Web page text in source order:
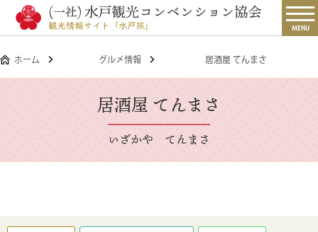
MENU
ホーム グルメ情報 居酒屋 てんまさ
居酒屋 てんまさ
いざかや てんまさ